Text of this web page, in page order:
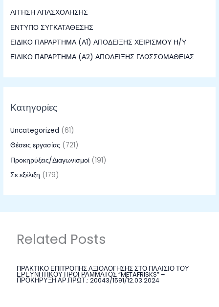
α
ΑΙΤΗΣΗ ΑΠΑΣΧΟΛΗΣΗΣ
ΕΝΤΥΠΟ ΣΥΓΚΑΤΑΘΕΣΗΣ
ΕΙΔΙΚΟ ΠΑΡΑΡΤΗΜΑ (Α1) ΑΠΟΔΕΙΞΗΣ ΧΕΙΡΙΣΜΟΥ Η/Υ
ΕΙΔΙΚΟ ΠΑΡΑΡΤΗΜΑ (Α2) ΑΠΟΔΕΙΞΗΣ ΓΛΩΣΣΟΜΑΘΕΙΑΣ
Κατηγορίες
Uncategorized (61)
Θέσεις εργασίας (721)
Προκηρύξεις/Διαγωνισμοί (191)
Σε εξέλιξη (179)
Related Posts
ΠΡΑΚΤΙΚΟ ΕΠΙΤΡΟΠΗΣ ΑΞΙΟΛΟΓΗΣΗΣ ΣΤΟ ΠΛΑΙΣΙΟ ΤΟΥ
ΕΡΕΥΝΗΤΙΚΟΥ ΠΡΟΓΡΑΜΜΑΤΟΣ ”METAFRISKS” –
ΠΡΟΚΗΡΥΞΗ ΑΡ.ΠΡΩΤ.: 20043/1591/12.03.2024